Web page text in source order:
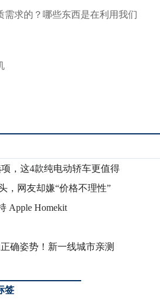
需求的？哪些东西是在利用我们
，这4款纯电动轿车更值得
，网友却嫌“价格不理性”
Apple Homekit
确姿势！新一线城市亲测
签